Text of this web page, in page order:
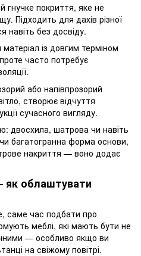
гнучке покриття, яке не
Підходить для дахів різної
навіть без досвіду.
із довгим терміном
часто потребує
або напівпрозорий
створює відчуття
сучасного вигляду.
двосхила, шатрова чи навіть
багатогранна форма основи,
накриття — воно додає
як облаштувати
саме час подбати про
меблі, які мають бути не
— особливо якщо ви
на свіжому повітрі.